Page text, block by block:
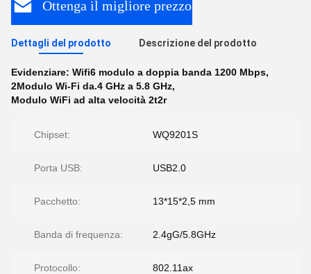
Ottenga il migliore prezzo
Dettagli del prodotto Descrizione del prodotto
Evidenziare: Wifi6 modulo a doppia banda 1200 Mbps,
2Modulo Wi-Fi da.4 GHz a 5.8 GHz,
Modulo WiFi ad alta velocità 2t2r
Chipset: WQ9201S
Porta USB: USB2.0
Pacchetto: 13*15*2,5 mm
Banda di frequenza: 2.4gG/5.8GHz
Protocollo: 802.11ax